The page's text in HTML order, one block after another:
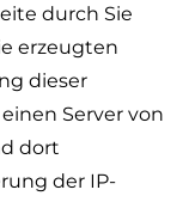
durch Sie
erzeugten
dieser
Server von
dort
der IP-